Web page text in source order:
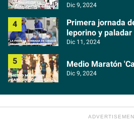
Dic 9, 2024
Primera jornada
leporino y
Dic 11, 2024
Medio Maratón
Dic 9, 2024